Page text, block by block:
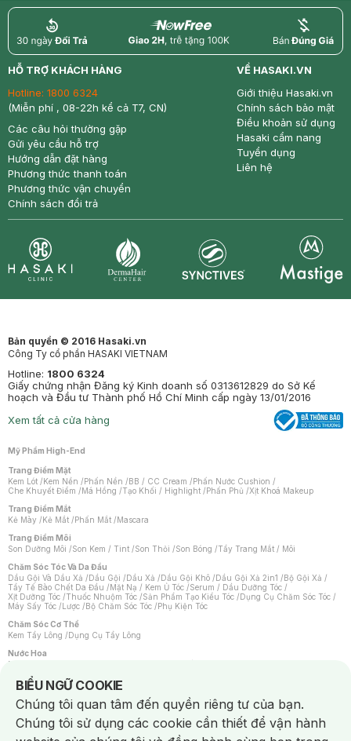
return nowfree price
HỖ TRỢ KHÁCH HÀNG
Hotline: 1800 6324
(Miễn phí , 08-22h kể cả T7, CN)
Các câu hỏi thường gặp
Gửi yêu cầu hỗ trợ
Hướng dẫn đặt hàng
Phương thức thanh toán
Phương thức vận chuyển
Chính sách đổi trả
VỀ HASAKI.VN
Giới thiệu Hasaki.vn
Chính sách bảo mật
Điều khoản sử dụng
Hasaki cẩm nang
Tuyển dụng
Liên hệ
Bản quyền © 2016 Hasaki.vn
Công Ty cổ phần HASAKI VIETNAM
Hotline: 1800 6324
Giấy chứng nhận Đăng ký Kinh doanh số 0313612829 do Sở Kế
hoạch và Đầu tư Thành phố Hồ Chí Minh cấp ngày 13/01/2016
Xem tất cả cửa hàng
Mỹ Phẩm High-End
Trang Điểm Mặt
Kem Lót /Kem Nền /Phấn Nền /BB / CC Cream /Phấn Nước Cushion /
Che Khuyết Điểm /Má Hồng /Tạo Khối / Highlight /Phấn Phủ /Xịt Khoá Makeup
Trang Điểm Mắt
Kẻ Mày /Kẻ Mắt /Phấn Mắt /Mascara
Trang Điểm Môi
Son Dưỡng Môi /Son Kem / Tint /Son Thỏi /Son Bóng /Tẩy Trang Mắt / Môi
Chăm Sóc Tóc Và Da Đầu
Dầu Gội Và Dầu Xả /Dầu Gội /Dầu Xả /Dầu Gội Khô /Dầu Gội Xả 2in1 /Bộ Gội Xả /
Tẩy Tế Bào Chết Da Đầu /Mặt Nạ / Kem Ủ Tóc /Serum / Dầu Dưỡng Tóc /
Xịt Dưỡng Tóc /Thuốc Nhuộm Tóc /Sản Phẩm Tạo Kiểu Tóc /Dụng Cụ Chăm Sóc Tóc /
Máy Sấy Tóc /Lược /Bộ Chăm Sóc Tóc /Phụ Kiện Tóc
Chăm Sóc Cơ Thể
Kem Tẩy Lông /Dụng Cụ Tẩy Lông
Nước Hoa
Nước Hoa Nữ
Chăm Sóc Cá Nhân
Chống Muỗi /Khẩu Trang /Máy Massage/Mặt Nạ Xông Hơi /Nước Rửa Tay/
Sản Phẩm Chăm Sóc Khác /Bàn Chải Đánh Răng /Bàn Chải Điện/
Hỗ Trợ Trắng Răng/Kem Đánh Răng /Máy Tăm Nước/ Nước Súc Miệng/
Tăm / Chỉ Nha Khoa/ Xịt Thơm Miệng / Dung Dịch Vệ Sinh/Dưỡng Vùng Kín/
BIỂU NGỮ COOKIE
Notice about cookies usage
Chúng tôi quan tâm đến quyền riêng tư của bạn.
Chúng tôi sử dụng các cookie cần thiết để vận hành